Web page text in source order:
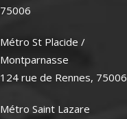
75006
Métro St Placide /
Montparnasse
124 rue de Rennes, 75006
Métro Saint Lazare